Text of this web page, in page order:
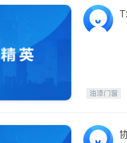
油漆门窗